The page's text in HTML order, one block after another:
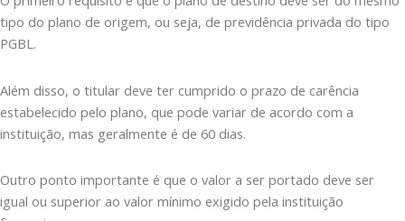
tipo do plano de origem, ou seja, de previdência privada do tipo
PGBL.
Além disso, o titular deve ter cumprido o prazo de carência
estabelecido pelo plano, que pode variar de acordo com a
instituição, mas geralmente é de 60 dias.
Outro ponto importante é que o valor a ser portado deve ser
igual ou superior ao valor mínimo exigido pela instituição